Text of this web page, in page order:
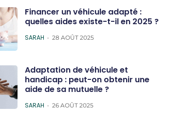
Financer un véhicule adapté :
quelles aides existe-t-il en 2025 ?
POSTED
SARAH 28 AOÛT 2025
Adaptation de véhicule et
handicap : peut-on obtenir une
aide de sa mutuelle ?
POSTED
SARAH 26 AOÛT 2025